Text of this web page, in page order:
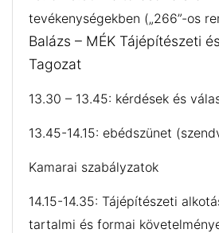
tevékenységekben („266”-os
Balázs – MÉK Tájépítészeti
Tagozat
13.30 – 13.45: kérdések és
13.45-14.15: ebédszünet
Kamarai szabályzatok
14.15-14.35: Tájépítészeti
tartalmi és formai